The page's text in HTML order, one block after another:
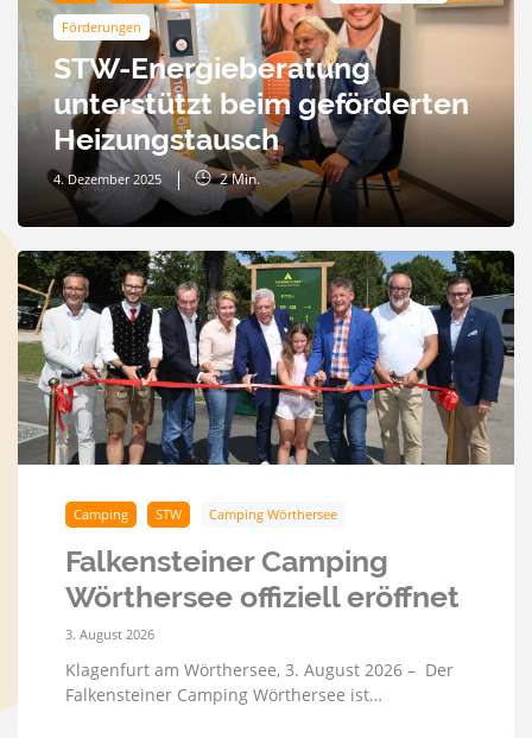
Förderungen
STW-Energieberatung
unterstützt beim geförderten
Heizungstausch
4. Dezember 2025 2Min.
Camping STW Camping Wörthersee
Falkensteiner Camping
Wörthersee offiziell eröffnet
3. August 2026
Klagenfurt am Wörthersee, 3. August 2026 – Der
Falkensteiner Camping Wörthersee ist…